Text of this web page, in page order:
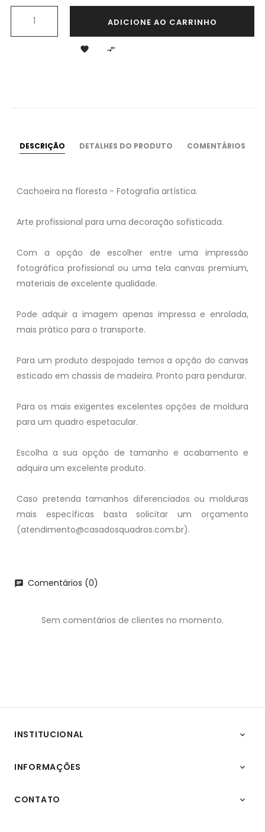
ADICIONE AO CARRINHO
 
DESCRIÇÃO DETALHES DO PRODUTO COMENTÁRIOS
Cachoeira na floresta - Fotografia artística.
Arte profissional para uma decoração sofisticada.
Com a opção de escolher entre uma impressão
fotográfica profissional ou uma tela canvas premium,
materiais de excelente qualidade.
Pode adquir a imagem apenas impressa e enrolada,
mais prático para o transporte.
Para um produto despojado temos a opção do canvas
esticado em chassis de madeira. Pronto para pendurar.
Para os mais exigentes excelentes opções de moldura
para um quadro espetacular.
Escolha a sua opção de tamanho e acabamento e
adquira um excelente produto.
Caso pretenda tamanhos diferenciados ou molduras
mais específicas basta solicitar um orçamento
(atendimento@casadosquadros.com.br).
chat Comentários (0)
Sem comentários de clientes no momento.
INSTITUCIONAL 
INFORMAÇÕES 
CONTATO 